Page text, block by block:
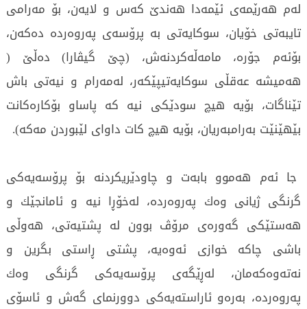
له‌م هه‌رێمه‌ی‌ ئێمه‌دا هه‌ندێ‌ كه‌س و لایه‌ن، بۆ مه‌رامی‌
تایبه‌تی‌ خۆیان، سوكایه‌تی‌ به‌ پرۆسه‌ی‌ په‌روه‌رده‌ ده‌كه‌ن،
بۆئه‌م جۆره‌، مامه‌ڵه‌كردنه‌ش، (چێ‌ گیڤارا) ده‌ڵێ‌ (
هه‌میشه‌ عه‌قڵی‌ سوكایه‌تیپێكه‌ر، له‌مه‌رام و نیه‌تی‌ باش
تێناگات، بۆیه‌ هیچ سودێكی‌ نیه‌ كه‌ پاساو بۆكاره‌كانت
بێهێنێت به‌رامبه‌ریان، بۆیه‌ هیچ كات داوای‌ لێبوردن مه‌كه‌).
جا ئه‌م هه‌موو بابه‌ت و چاودێریكردنه‌ بۆ پرۆسه‌یه‌كی‌
گرنگی‌ ژیانی‌ وه‌ك په‌روه‌رده‌، له‌خۆڕا نیه‌ و ئامانجێك و
هه‌ستێكی‌ گه‌وره‌ی‌ مرۆڤ بوون له‌ پشتیه‌تی‌، هه‌وڵی‌
باشی‌ چاكه‌ خوازی‌ ئه‌وه‌یه‌، پشتی‌ ڕاستی‌ بگرین و
نه‌ته‌وه‌كه‌مان، له‌ڕێگه‌ی‌ پرۆسه‌یه‌كی‌ گرنگی‌ وه‌ك
په‌روه‌رده‌، به‌ره‌و ئاراسته‌یه‌كی‌ دوورنمای‌ گه‌ش و ئاسۆی‌